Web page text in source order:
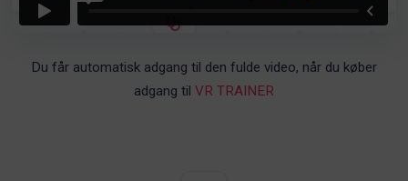
Du får automatisk adgang til den fulde video, når du køber
adgang til VR TRAINER